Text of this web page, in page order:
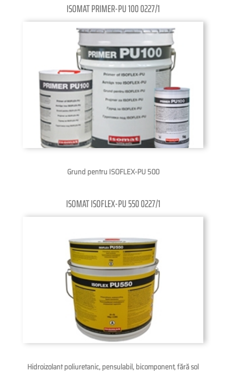
ISOMAT PRIMER-PU 100 0227/1
Grund pentru ISOFLEX-PU 500
ISOMAT ISOFLEX-PU 550 0227/1
Hidroizolant poliuretanic, pensulabil, bicomponent, fără sol